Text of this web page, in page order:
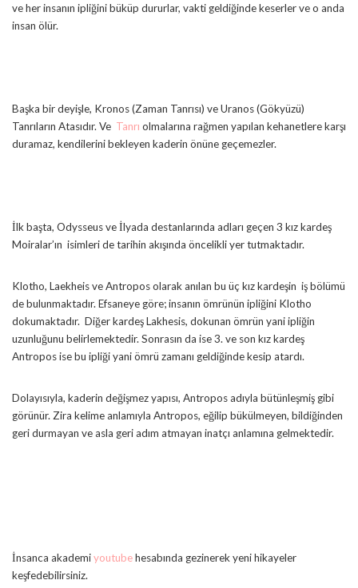
ve her insanın ipliğini büküp dururlar, vakti geldiğinde keserler ve o anda
insan ölür.
Başka bir deyişle, Kronos (Zaman Tanrısı) ve Uranos (Gökyüzü)
Tanrıların Atasıdır. Ve Tanrı olmalarına rağmen yapılan kehanetlere karşı
duramaz, kendilerini bekleyen kaderin önüne geçemezler.
İlk başta, Odysseus ve İlyada destanlarında adları geçen 3 kız kardeş
Moiralar’ın isimleri de tarihin akışında öncelikli yer tutmaktadır.
Klotho, Laekheis ve Antropos olarak anılan bu üç kız kardeşin iş bölümü
de bulunmaktadır. Efsaneye göre; insanın ömrünün ipliğini Klotho
dokumaktadır. Diğer kardeş Lakhesis, dokunan ömrün yani ipliğin
uzunluğunu belirlemektedir. Sonrasın da ise 3. ve son kız kardeş
Antropos ise bu ipliği yani ömrü zamanı geldiğinde kesip atardı.
Dolayısıyla, kaderin değişmez yapısı, Antropos adıyla bütünleşmiş gibi
görünür. Zira kelime anlamıyla Antropos, eğilip bükülmeyen, bildiğinden
geri durmayan ve asla geri adım atmayan inatçı anlamına gelmektedir.
İnsanca akademiyoutubehesabında gezinerek yeni hikayeler
keşfedebilirsiniz.